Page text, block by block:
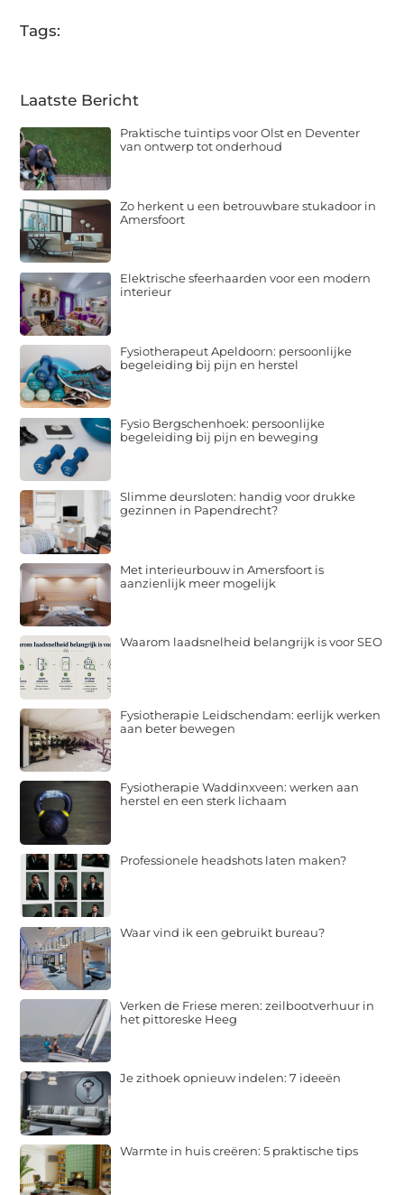
Tags:
Laatste Bericht
Praktische tuintips voor Olst en Deventer
van ontwerp tot onderhoud
Zo herkent u een betrouwbare stukadoor in
Amersfoort
Elektrische sfeerhaarden voor een modern
interieur
Fysiotherapeut Apeldoorn: persoonlijke
begeleiding bij pijn en herstel
Fysio Bergschenhoek: persoonlijke
begeleiding bij pijn en beweging
Slimme deursloten: handig voor drukke
gezinnen in Papendrecht?
Met interieurbouw in Amersfoort is
aanzienlijk meer mogelijk
Waarom laadsnelheid belangrijk is voor SEO
Fysiotherapie Leidschendam: eerlijk werken
aan beter bewegen
Fysiotherapie Waddinxveen: werken aan
herstel en een sterk lichaam
Professionele headshots laten maken?
Waar vind ik een gebruikt bureau?
Verken de Friese meren: zeilbootverhuur in
het pittoreske Heeg
Je zithoek opnieuw indelen: 7 ideeën
Warmte in huis creëren: 5 praktische tips